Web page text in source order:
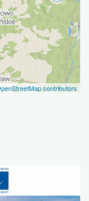
contributors